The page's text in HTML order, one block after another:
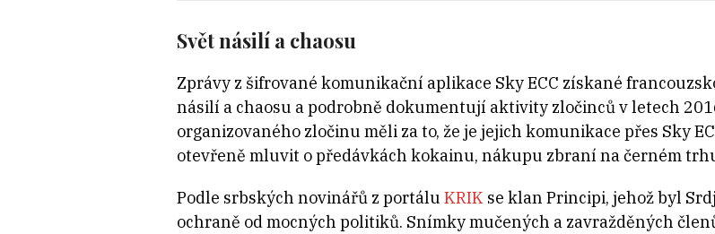
Svět násilí a chaosu
Zprávy z šifrované komunikační aplikace Sky ECC získané
násilí a chaosu a podrobně dokumentují aktivity zločinců v letech
organizovaného zločinu měli za to, že je jejich komunikace přes Sky
otevřeně mluvit o předávkách kokainu, nákupu zbraní na černém
Podle srbských novinářů z portálu KRIK se klan Principi, jehož byl
ochraně od mocných politiků. Snímky mučených a zavražděných